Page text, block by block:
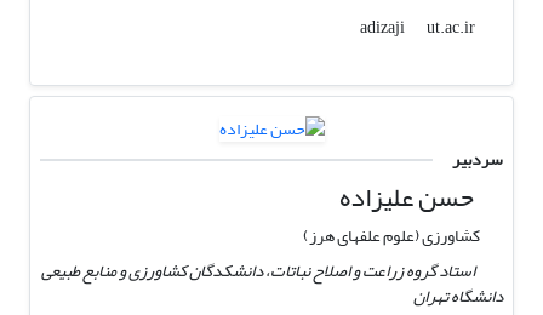
adizaji
ut.ac.ir
سردبیر
حسن علیزاده
کشاورزی (علوم علفهای هرز)
استاد گروه زراعت و اصلاح نباتات، دانشکدگان کشاورزی و منابع طبیعی
دانشگاه تهران